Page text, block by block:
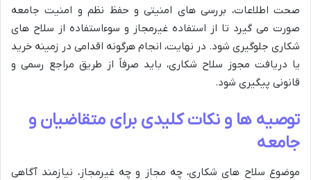
صحت اطلاعات، بررسی های امنیتی و حفظ نظم و امنیت جامعه
صورت می گیرد تا از استفاده غیرمجاز و سوءاستفاده از سلاح های
شکاری جلوگیری شود. در نهایت، انجام هرگونه اقدامی در زمینه خرید
یا دریافت مجوز سلاح شکاری، باید صرفاً از طریق مراجع رسمی و
قانونی پیگیری شود.
توصیه ها و نکات کلیدی برای متقاضیان و
جامعه
موضوع سلاح های شکاری، چه مجاز و چه غیرمجاز، نیازمند آگاهی